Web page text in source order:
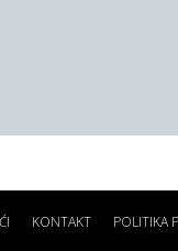
KONTAKT POLITIKA